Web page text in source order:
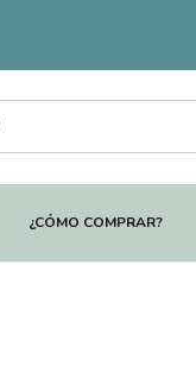
¿CÓMO COMPRAR?